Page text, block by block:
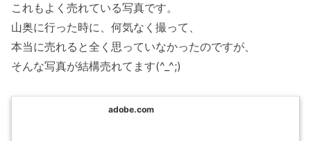
これもよく売れている写真です。
山奥に行った時に、何気なく撮って、
本当に売れると全く思っていなかったのですが、
そんな写真が結構売れてます(^_^;)
adobe.com